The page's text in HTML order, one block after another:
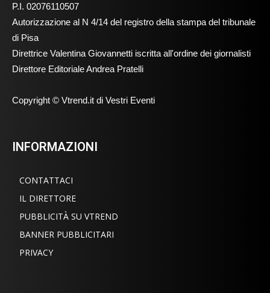
P.I. 02076110507
Autorizzazione al N 4/14 del registro della stampa del tribunale
di Pisa
Direttrice Valentina Giovannetti iscritta all'ordine dei giornalisti
Direttore Editoriale Andrea Pratelli
Copyright © Vtrend.it di Vestri Eventi
INFORMAZIONI
CONTATTACI
IL DIRETTORE
PUBBLICITÀ SU VTREND
BANNER PUBBLICITARI
PRIVACY